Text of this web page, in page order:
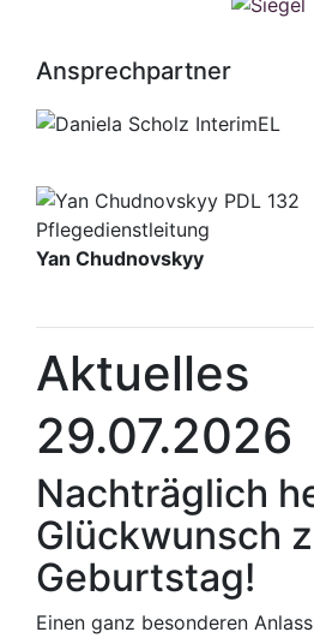
Ansprechpartner
Pflegedienstleitung
Yan Chudnovskyy
Aktuelles
29.07.2026
Nachträglich
Glückwunsch
Geburtstag!
Einen ganz besonderen